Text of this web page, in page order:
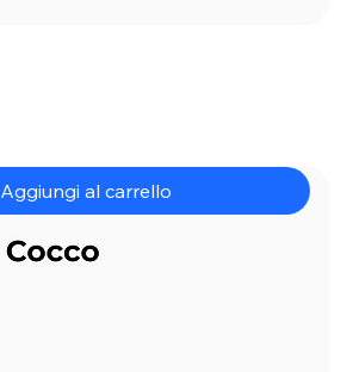
Aggiungi al carrello